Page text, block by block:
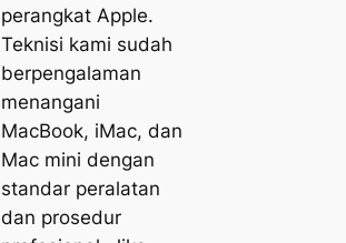
perangkat Apple.
Teknisi kami sudah
berpengalaman
menangani
MacBook, iMac, dan
Mac mini dengan
standar peralatan
dan prosedur